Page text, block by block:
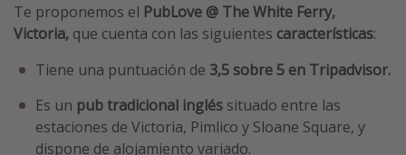
Te proponemos el PubLove @ The White Ferry,
Victoria, que cuenta con las siguientes características:
Tiene una puntuación de 3,5 sobre 5 en Tripadvisor.
Es un pub tradicional inglés situado entre las
estaciones de Victoria, Pimlico y Sloane Square, y
dispone de alojamiento variado.